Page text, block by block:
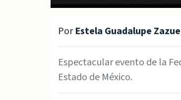
PorEstela Guadalupe
Espectacular evento de la
Estado de México.